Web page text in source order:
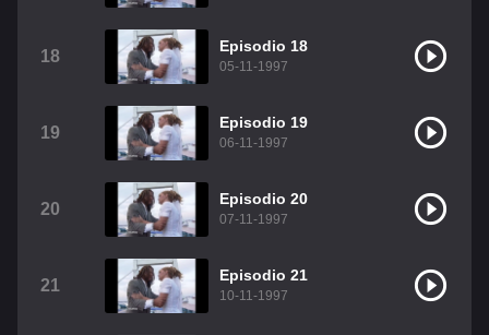
18
Episodio 18
05-11-1997
19
Episodio 19
06-11-1997
20
Episodio 20
07-11-1997
21
Episodio 21
10-11-1997